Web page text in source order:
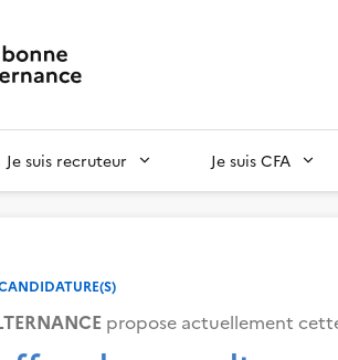
Je suis recruteur Je suis CFA
propose actuellement